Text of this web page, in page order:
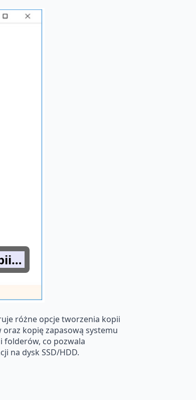
różne opcje tworzenia kopii
kopię zapasową systemu
folderów, co pozwala
na dysk SSD/HDD.